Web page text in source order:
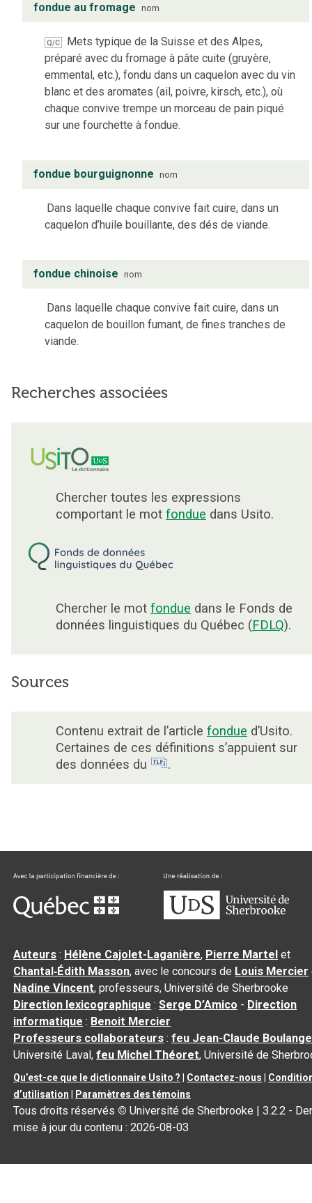
fondue au fromage nom
Q/C
Mets typique de la Suisse et des Alpes,
préparé avec du fromage à pâte cuite (gruyère,
emmental, etc.), fondu dans un caquelon avec du vin
blanc et des aromates (ail, poivre, kirsch, etc.), où
chaque convive trempe un morceau de pain piqué
sur une fourchette à fondue.
fondue bourguignonne nom
Dans laquelle chaque convive fait cuire, dans un
caquelon d’huile bouillante, des dés de viande.
fondue chinoise nom
Dans laquelle chaque convive fait cuire, dans un
caquelon de bouillon fumant, de fines tranches de
viande.
Recherches associées
Chercher toutes les expressions
comportant le mot fondue dans Usito.
Chercher le mot fondue dans le Fonds de
données linguistiques du Québec (FDLQ).
Sources
Contenu extrait de l’article fondue d’Usito.
Certaines de ces définitions s’appuient sur
des données du
.
Auteurs : Hélène Cajolet-Laganière, Pierre Martel et
Chantal‑Édith Masson, avec le concours de Louis Mercier
Nadine Vincent, professeurs, Université de Sherbrooke
Direction lexicographique :Serge D’Amico - Direction
informatique : Benoit Mercier
Professeurs collaborateurs :feu Jean-Claude
Université Laval,feu Michel Théoret, Université de
Qu’est-ce que le dictionnaire Usito ? Contactez-nous
d’utilisation
Paramètres des témoins
Tous droits réservés © Université de Sherbrooke |3.2.2 -
mise à jour du contenu :2026-08-03